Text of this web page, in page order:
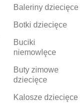
Baleriny dziecięce
Botki dziecięce
Buciki
niemowlęce
Buty zimowe
dziecięce
Kalosze dziecięce